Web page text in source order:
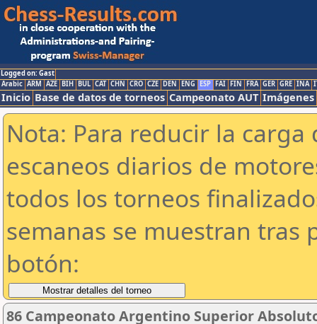
Logged on: Gast
Arabic ARM AZE BIH BUL CAT CHN CRO CZE DEN ENG ESP FAI FIN FRA GER GRE INA
Inicio Base de datos de torneos Campeonato AUT Imágenes
Nota: Para reducir la
escaneos diarios de
todos los torneos
semanas se muestran tras
botón:
86 Campeonato Argentino Superior